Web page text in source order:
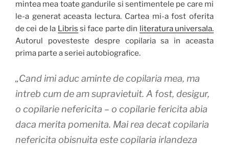
mintea mea toate gandurile si sentimentele pe care mi
le-a generat aceasta lectura. Cartea mi-a fost oferita
de cei de la Libris si face parte din literatura universala.
Autorul povesteste despre copilaria sa in aceasta
prima parte a seriei autobiografice.
„Cand imi aduc aminte de copilaria mea, ma
intreb cum de am supravietuit. A fost, desigur,
o copilarie nefericita – o copilarie fericita abia
daca merita pomenita. Mai rea decat copilaria
nefericita obisnuita este copilaria irlandeza